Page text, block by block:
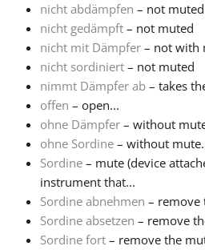
简体中文
繁體中文
nicht abdämpfen – not muted
nicht gedämpft – not muted
nicht mit Dämpfer – not with
nicht sordiniert – not muted
nimmt Dämpfer ab – takes
offen – open...
ohne Dämpfer – without
ohne Sordine – without
Sordine – mute (device
instrument that...
Sordine abnehmen – remove
Sordine absetzen – remove
Sordine fort – remove the